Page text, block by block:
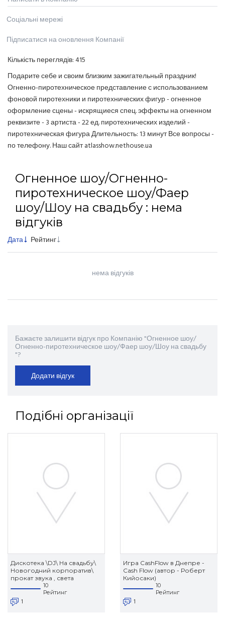
Соціальні мережі
Підписатися на оновлення Компанії
Кількість переглядів:415
Подарите себе и своим близким зажигательный праздник!
Огненно-пиротехническое представление с использованием
фоновой пиротехники и пиротехнических фигур - огненное
оформление сцены - искрящиеся спец. эффекты на огненном
реквизите - 3 артиста - 22 ед. пиротехнических изделий -
пиротехническая фигура Длительность: 13 минут Все вопросы -
по телефону. Наш сайт atlasshow.nethouse.ua
Огненное шоу/Огненно-
пиротехническое шоу/Фаер
шоу/Шоу на свадьбу : нема
відгуків
Дата Рейтинг
нема відгуків
Бажаєте залишити відгук про Компанію "Огненное шоу/
Огненно-пиротехническое шоу/Фаер шоу/Шоу на свадьбу
"?
Додати відгук
Подібні організації
Дискотека \DJ\ На свадьбу\
Новогодний корпоратив\
прокат звука , света
10
Рейтинг
1
Игра CashFlow в Днепре -
Cash Flow (автор - Роберт
Кийосаки)
10
Рейтинг
1